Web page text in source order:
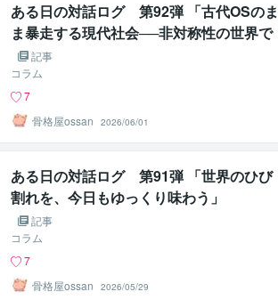
ある日の対話ログ 第92弾 「古代OSのま
ま暴走する現代社会──非対称性の世界で
平等を語るという矛盾」
記事
コラム
7
骨格屋ossan
2026/06/01
ある日の対話ログ 第91弾 「世界のひび
割れを、今日もゆっくり味わう」
記事
コラム
7
骨格屋ossan
2026/05/29